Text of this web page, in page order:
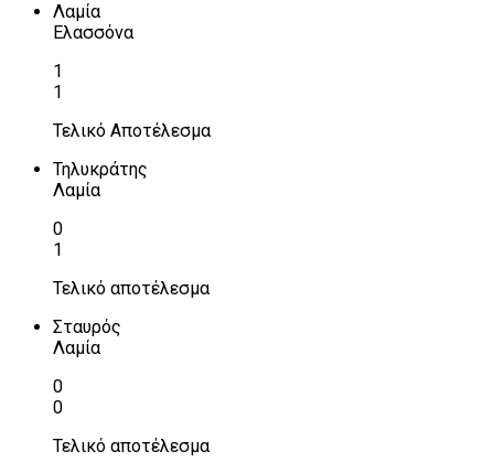
Λαμία
Ελασσόνα
1
1
Τελικό Αποτέλεσμα
Τηλυκράτης
Λαμία
0
1
Τελικό αποτέλεσμα
Σταυρός
Λαμία
0
0
Τελικό αποτέλεσμα